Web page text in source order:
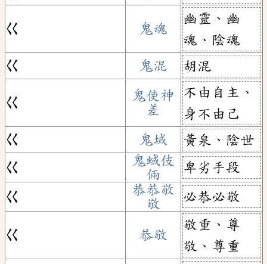
ㄍ 鬼魂
幽靈、幽
魂、陰魂
ㄍ
鬼混 胡混
ㄍ
鬼使神
差
不由自主、
身不由己
ㄍ
鬼域
黃泉、陰世
ㄍ
鬼蜮伎
倆
卑劣手段
ㄍ
恭恭敬
敬
必恭必敬
ㄍ 恭敬
敬重、尊
敬、尊重